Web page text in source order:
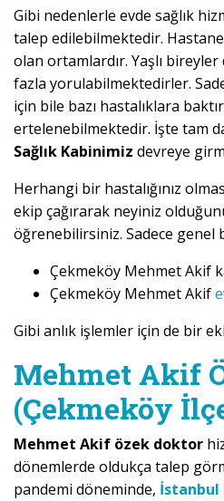
Gibi nedenlerle evde sağlık
talep edilebilmektedir.
olan ortamlardır. Yaşlı
fazla yorulabilmektedirler.
için bile bazı hastalıklara
ertelenebilmektedir. İşte tam
Sağlık Kabinimiz devreye
Herhangi bir hastalığınız
ekip çağırarak neyiniz
öğrenebilirsiniz. Sadece genel
Çekmeköy Mehmet Akif
Çekmeköy Mehmet Akif
Gibi anlık işlemler için de bir
Mehmet Akif
(Çekmeköy
Mehmet Akif özek doktor
dönemlerde oldukça talep
pandemi döneminde, İstanbul